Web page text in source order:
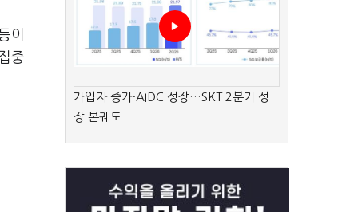
이
중
가입자 증가·AIDC 성장…SKT 2분기 성
장 본궤도